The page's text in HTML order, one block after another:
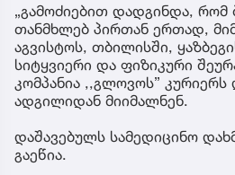
„გამოძიებით დადგინდა,
თანმხლებ პირთან ერთად,
აგვისტოს, თბილისში,
სიტყვიერი და ფიზიკური
კომპანია ,,გლოვოს” კურიერს
ადგილიდან მიიმალნენ.
დაშავებულს სამედიცინო
გაეწია.